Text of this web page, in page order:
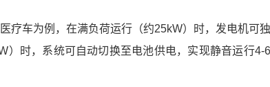
疗车为例，在满负荷运行（约25kW）时，发电机可
）时，系统可自动切换至电池供电，实现静音运行4-